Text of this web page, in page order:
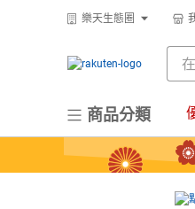
樂天生態圈
商品分類